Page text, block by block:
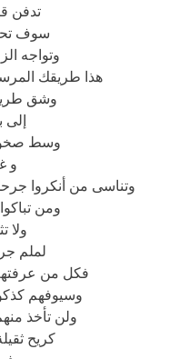
تدفن
سوف
وتواجه
هذا طريقك
وشق
إلى
وسط
و
وتناسى من أنكروا
ومن
ولا
لملم
فكل من
وسيوفهم
ولن تأخذ
كريح